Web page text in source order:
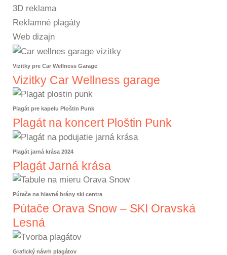
3D reklama
Reklamné plagáty
Web dizajn
Vizitky pre Car Wellness Garage
Vizitky Car Wellness garage
Plagát pre kapelu Ploštin Punk
Plagát na koncert Ploštin Punk
Plagát jarná krása 2024
Plagát Jarná krása
Pútače na hlavné brány ski centra
Pútače Orava Snow – SKI Oravská
Lesná
Grafický návrh plagátov